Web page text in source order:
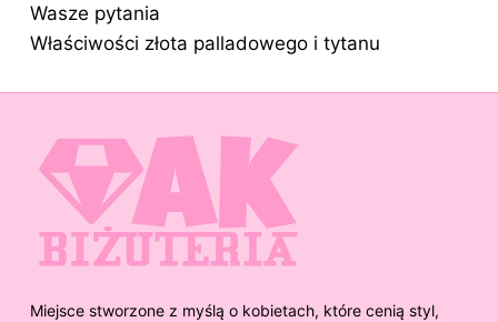
Wasze pytania
Właściwości złota palladowego i tytanu
Miejsce stworzone z myślą o kobietach, które cenią styl,